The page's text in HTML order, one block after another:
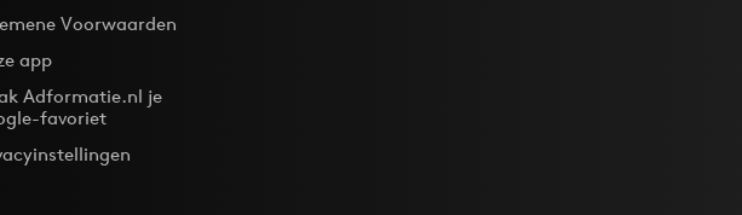
Voorwaarden
app
Adformatie.nl je
favoriet